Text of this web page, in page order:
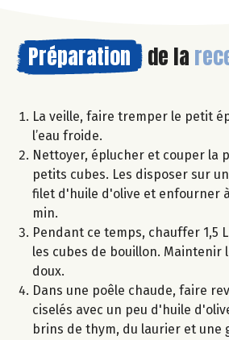
Préparation de la
La veille, faire tremper le petit
l’eau froide.
Nettoyer, éplucher et couper la
petits cubes. Les disposer sur
filet d'huile d'olive et enfourner
min.
Pendant ce temps, chauffer 1,5
les cubes de bouillon. Maintenir
doux.
Dans une poêle chaude, faire
ciselés avec un peu d'huile
brins de thym, du laurier et une